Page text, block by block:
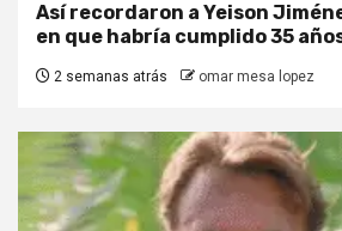
Así recordaron a Yeison
en que habría cumplido 35
2 semanas atrás omar mesa lopez